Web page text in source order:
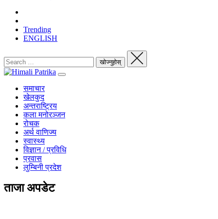
Trending
ENGLISH
समाचार
खेलकुद
अन्तराष्ट्रिय
कला मनोरञ्जन
रोचक
अर्थ वाणिज्य
स्वास्थ्य
विज्ञान / प्रविधि
प्रवास
लुम्बिनी प्रदेश
ताजा अपडेट